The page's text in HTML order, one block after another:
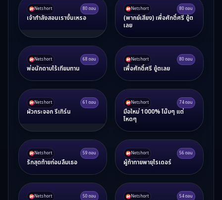
Netshort 80 ตอน
เจ้ากำลังสอนเรางั้นเหรอ
Netshort 80 ตอน
(พากย์เสียง) เพื่อศักดิ์ศรี ชู้ต
เลย
Netshort 68 ตอน
พ่อนักดาบไร้เทียมทาน
Netshort 80 ตอน
เพื่อศักดิ์ศรี ชู้ตเลย
Netshort 61 ตอน
ผัวกระจอก รีเทิร์น
Netshort 74ตอน
มือใหม่ 1000% โน๊บๆ แต่
โหดๆ
Netshort 59 ตอน
รักสุดท้ายก่อนลืมเธอ
Netshort 56 ตอน
ผู้ท้าทายพายุไรเดอร์
Netshort 50 ตอน Netshort 54ตอน